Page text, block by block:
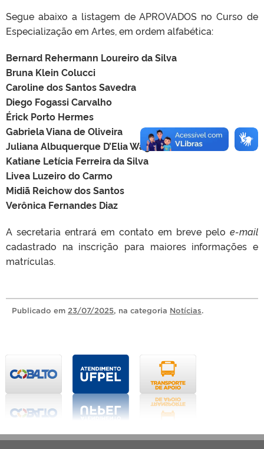
Segue abaixo a listagem de APROVADOS no Curso de
Especialização em Artes, em ordem alfabética:
Bernard Rehermann Loureiro da Silva
Bruna Klein Colucci
Caroline dos Santos Savedra
Diego Fogassi Carvalho
Érick Porto Hermes
Gabriela Viana de Oliveira
Juliana Albuquerque D’Elia Wagner
Katiane Letícia Ferreira da Silva
Livea Luzeiro do Carmo
Midiã Reichow dos Santos
Verônica Fernandes Diaz
A secretaria entrará em contato em breve pelo e-mail
cadastrado na inscrição para maiores informações e
matrículas.
Publicado em 23/07/2025, na categoria Notícias.